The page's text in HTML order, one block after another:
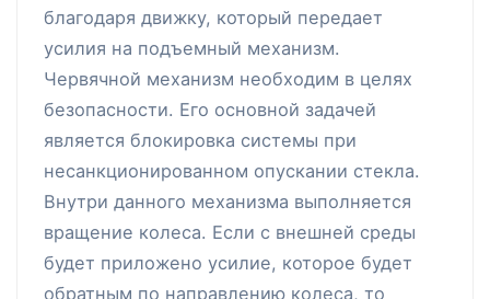
благодаря движку, который передает
усилия на подъемный механизм.
Червячной механизм необходим в целях
безопасности. Его основной задачей
является блокировка системы при
несанкционированном опускании стекла.
Внутри данного механизма выполняется
вращение колеса. Если с внешней среды
будет приложено усилие, которое будет
обратным по направлению колеса, то